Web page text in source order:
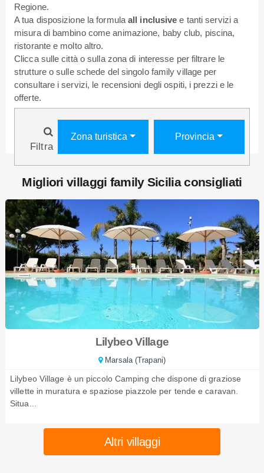
Regione.
A tua disposizione la formula all inclusive e tanti servizi a
misura di bambino come animazione, baby club, piscina,
ristorante e molto altro.
Clicca sulle città o sulla zona di interesse per filtrare le
strutture o sulle schede del singolo family village per
consultare i servizi, le recensioni degli ospiti, i prezzi e le
offerte.
Filtra
Zona turistica Provincia
Migliori villaggi family Sicilia consigliati
Lilybeo Village
Marsala (Trapani)
Lilybeo Village è un piccolo Camping che dispone di graziose
villette in muratura e spaziose piazzole per tende e caravan.
Situa...
Altri villaggi